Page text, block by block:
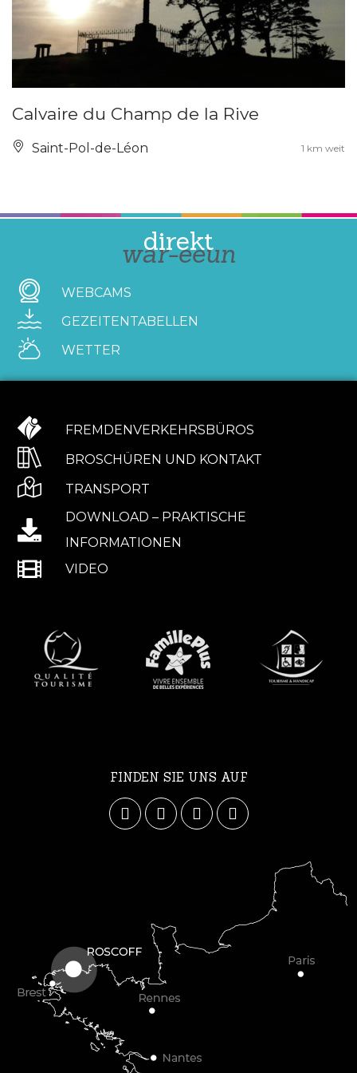
Calvaire du Champ de la Rive
Saint-Pol-de-Léon 1 km weit
direkt
war-eeun
WEBCAMS
GEZEITENTABELLEN
WETTER
FREMDENVERKEHRSBÜROS
BROSCHÜREN UND KONTAKT
TRANSPORT
DOWNLOAD – PRAKTISCHE
INFORMATIONEN
VIDEO
FINDEN SIE UNS AUF